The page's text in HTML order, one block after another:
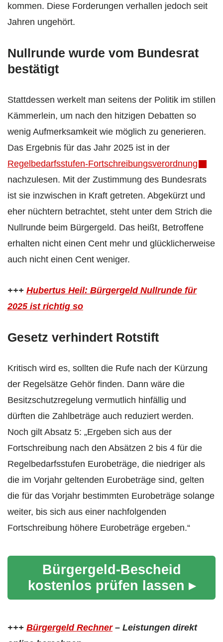
kommen. Diese Forderungen verhallen jedoch seit
Jahren ungehört.
Nullrunde wurde vom Bundesrat
bestätigt
Stattdessen werkelt man seitens der Politik im stillen
Kämmerlein, um nach den hitzigen Debatten so
wenig Aufmerksamkeit wie möglich zu generieren.
Das Ergebnis für das Jahr 2025 ist in der
Regelbedarfsstufen-Fortschreibungsverordnung
nachzulesen. Mit der Zustimmung des Bundesrats
ist sie inzwischen in Kraft getreten. Abgekürzt und
eher nüchtern betrachtet, steht unter dem Strich die
Nullrunde beim Bürgergeld. Das heißt, Betroffene
erhalten nicht einen Cent mehr und glücklicherweise
auch nicht einen Cent weniger.
+++ Hubertus Heil: Bürgergeld Nullrunde für
2025 ist richtig so
Gesetz verhindert Rotstift
Kritisch wird es, sollten die Rufe nach der Kürzung
der Regelsätze Gehör finden. Dann wäre die
Besitzschutzregelung vermutlich hinfällig und
dürften die Zahlbeträge auch reduziert werden.
Noch gilt Absatz 5: „Ergeben sich aus der
Fortschreibung nach den Absätzen 2 bis 4 für die
Regelbedarfsstufen Eurobeträge, die niedriger als
die im Vorjahr geltenden Eurobeträge sind, gelten
die für das Vorjahr bestimmten Eurobeträge solange
weiter, bis sich aus einer nachfolgenden
Fortschreibung höhere Eurobeträge ergeben.“
Bürgergeld-Bescheid
kostenlos prüfen lassen ▸
+++ Bürgergeld Rechner– Leistungen direkt